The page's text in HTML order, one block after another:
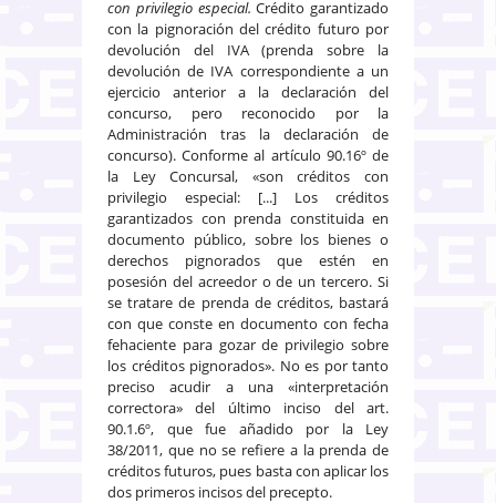
con privilegio especial. Crédito garantizado
con la pignoración del crédito futuro por
devolución del IVA (prenda sobre la
devolución de IVA correspondiente a un
ejercicio anterior a la declaración del
concurso, pero reconocido por la
Administración tras la declaración de
concurso). Conforme al artículo 90.16º de
la Ley Concursal, «son créditos con
privilegio especial: [...] Los créditos
garantizados con prenda constituida en
documento público, sobre los bienes o
derechos pignorados que estén en
posesión del acreedor o de un tercero. Si
se tratare de prenda de créditos, bastará
con que conste en documento con fecha
fehaciente para gozar de privilegio sobre
los créditos pignorados». No es por tanto
preciso acudir a una «interpretación
correctora» del último inciso del art.
90.1.6º, que fue añadido por la Ley
38/2011, que no se refiere a la prenda de
créditos futuros, pues basta con aplicar los
dos primeros incisos del precepto.